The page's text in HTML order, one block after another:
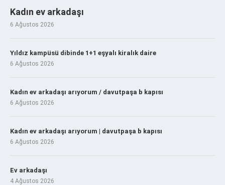
Kadın ev arkadaşı
6 Ağustos 2026
Yıldız kampüsü dibinde 1+1 eşyalı kiralık daire
6 Ağustos 2026
Kadın ev arkadaşı arıyorum / davutpaşa b kapısı
6 Ağustos 2026
Kadın ev arkadaşı arıyorum | davutpaşa b kapısı
6 Ağustos 2026
Ev arkadaşı
4 Ağustos 2026